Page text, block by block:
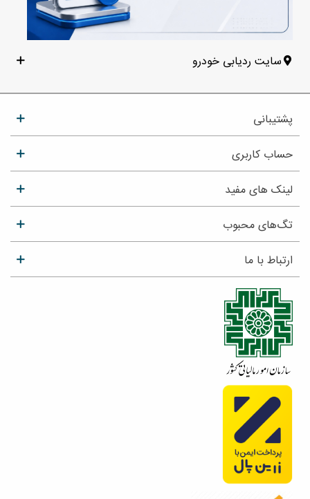
سایت ردیابی خودرو
پشتیبانی
حساب کاربری
لینک های مفید
تگ‌های محبوب
ارتباط با ما